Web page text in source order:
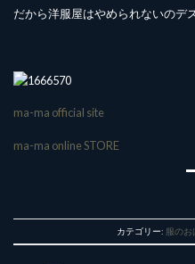
だから洋服屋はやめられないのデ
ma-ma official site
ma-ma online STORE
カテゴリー: 服のお